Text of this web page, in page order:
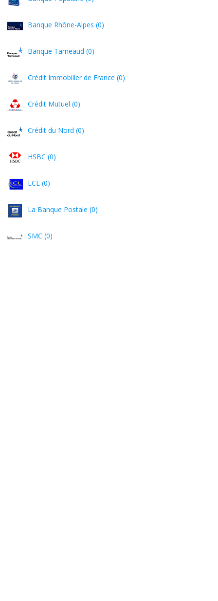
Banque Rhône-Alpes (0)
Banque Tarneaud (0)
Crédit Immobilier de France (0)
Crédit Mutuel (0)
Crédit du Nord (0)
HSBC (0)
LCL (0)
La Banque Postale (0)
SMC (0)